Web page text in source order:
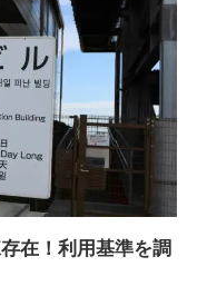
在！利用基準を調